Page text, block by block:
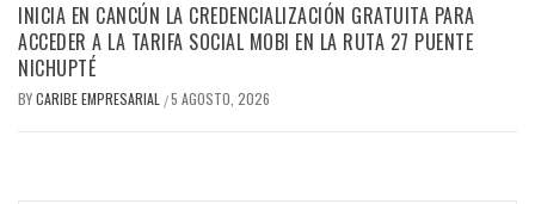
INICIA EN CANCÚN LA CREDENCIALIZACIÓN GRATUITA PARA
ACCEDER A LA TARIFA SOCIAL MOBI EN LA RUTA 27 PUENTE
NICHUPTÉ
BYCARIBE EMPRESARIAL /5 AGOSTO, 2026